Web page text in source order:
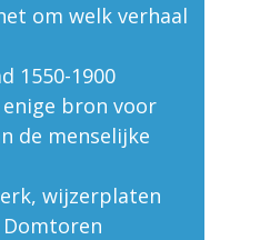
om welk verhaal
1550-1900
bron voor
de menselijke
wijzerplaten
Domtoren